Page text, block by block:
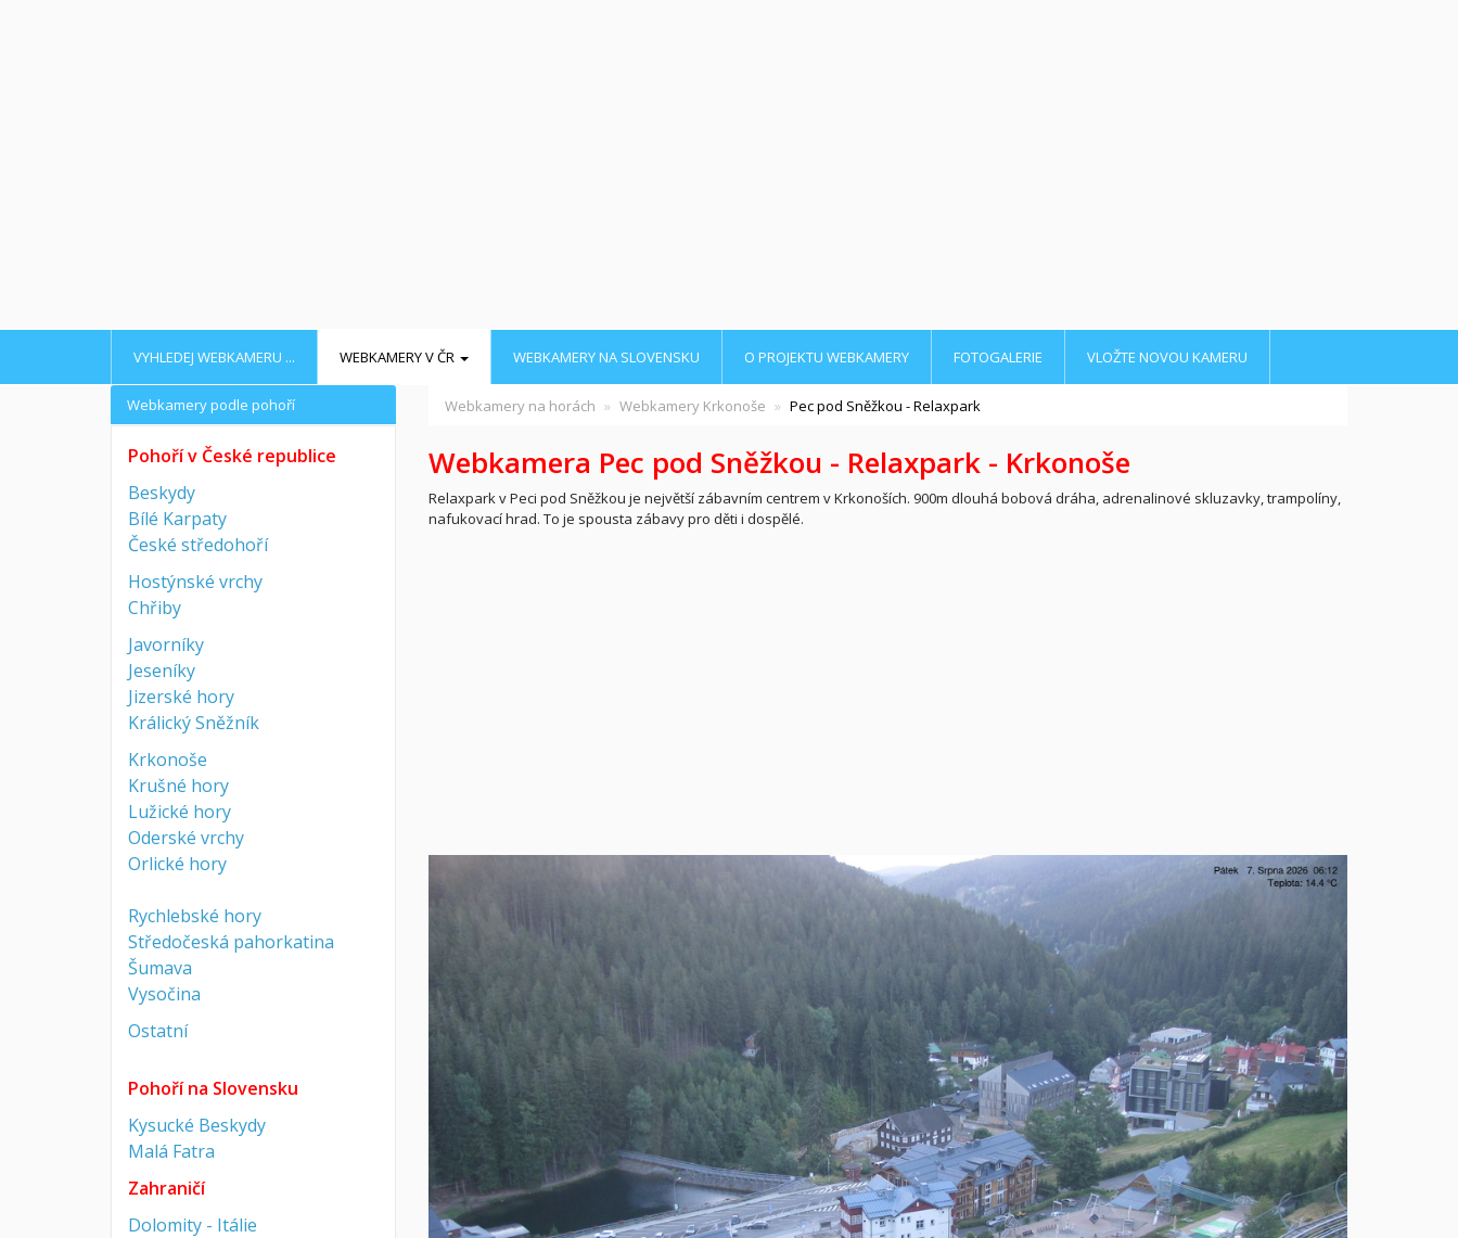
VYHLEDEJ WEBKAMERU ... WEBKAMERY V ČR WEBKAMERY NA SLOVENSKU O PROJEKTU WEBKAMERY FOTOGALERIE VLOŽTE NOVOU KAMERU
Webkamery na horách Webkamery Krkonoše Pec pod Sněžkou - Relaxpark
Webkamera Pec pod Sněžkou - Relaxpark - Krkonoše
Relaxpark v Peci pod Sněžkou je největší zábavním centrem v Krkonoších. 900m dlouhá bobová dráha, adrenalinové skluzavky, trampolíny,
nafukovací hrad. To je spousta zábavy pro děti i dospělé.
Webkamery podle pohoří
Pohoří v České republice
Beskydy
Bílé Karpaty
České středohoří
Hostýnské vrchy
Chřiby
Javorníky
Jeseníky
Jizerské hory
Králický Sněžník
Krkonoše
Krušné hory
Lužické hory
Oderské vrchy
Orlické hory
Rychlebské hory
Středočeská pahorkatina
Šumava
Vysočina
Ostatní
Pohoří na Slovensku
Kysucké Beskydy
Malá Fatra
Zahraničí
Dolomity - Itálie